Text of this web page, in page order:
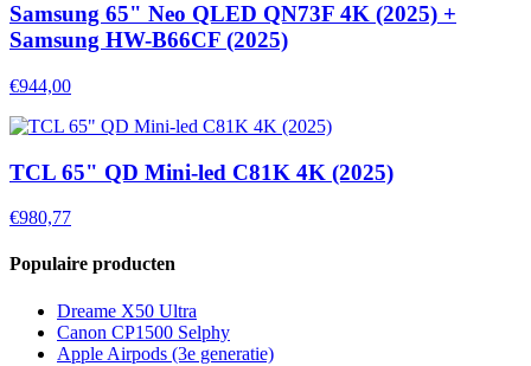
Samsung 65" Neo QLED QN73F 4K (2025) +
Samsung HW-B66CF (2025)
€944,00
TCL 65" QD Mini-led C81K 4K (2025)
€980,77
Populaire producten
Dreame X50 Ultra
Canon CP1500 Selphy
Apple Airpods (3e generatie)